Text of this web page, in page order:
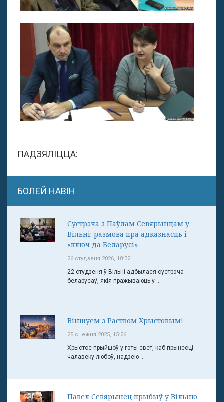
ПАДЗЯЛІЦЦА:
БОЛЕЙ НАВІН
Сустрэча з Паўлам Севярынцам у
Вільні: размова пра адказнасць і
«ключ да Беларусі»
26 студзеня 2026, 18:32
22 студзеня ў Вільні адбылася сустрэча
беларусаў, якія пражываюць у ...
Віншуем з Раством Хрыстовым!
25 снежня 2025, 15:26
Хрыстос прыйшоў у гэты свет, каб прынесці
чалавеку любоў, надзею ...
Павел Севярынец прыбыў у Вільню